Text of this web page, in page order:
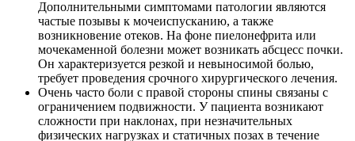
Дополнительными симптомами патологии являются
частые позывы к мочеиспусканию, а также
возникновение отеков. На фоне пиелонефрита или
мочекаменной болезни может возникать абсцесс почки.
Он характеризуется резкой и невыносимой болью,
требует проведения срочного хирургического лечения.
Очень часто боли с правой стороны спины связаны с
ограничением подвижности. У пациента возникают
сложности при наклонах, при незначительных
физических нагрузках и статичных позах в течение